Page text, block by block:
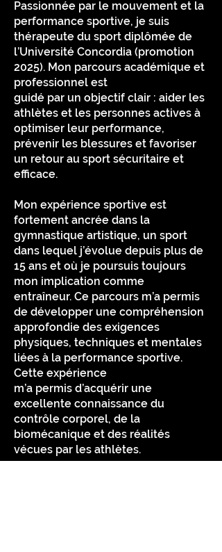
Passionnée par le mouvement et la
performance sportive, je suis
thérapeute du sport diplômée de
l’Université Concordia (promotion
2025). Mon parcours académique et
professionnel est
guidé par un objectif clair : aider les
athlètes et les personnes actives à
optimiser leur performance,
prévenir les blessures et favoriser
un retour au sport sécuritaire et
efficace.
Mon expérience sportive est
fortement ancrée dans la
gymnastique artistique, un sport
dans lequel j’évolue depuis plus de
15 ans et où je poursuis toujours
mon implication comme
entraîneur. Ce parcours m’a permis
de développer une compréhension
approfondie des exigences
physiques, techniques et mentales
liées à la performance sportive.
Cette expérience
m’a permis d’acquérir une
excellente connaissance du
contrôle corporel, de la
biomécanique et des réalités
vécues par les athlètes.